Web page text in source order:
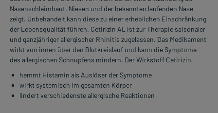
Nasenschleimhaut, Niesen und der bekannten laufenden Nase
zeigt. Unbehandelt kann diese zu einer erheblichen Einschränkung
der Lebensqualität führen. Cetirizin AL ist zur Therapie saisonaler
und ganzjähriger allergischer Rhinitis zugelassen. Das Medikament
wirkt von innen über den Blutkreislauf und kann die Symptome
des allergischen Schnupfens mindern. Der Wirkstoff Cetirizin
hemmt Histamin als Auslöser der Symptome
wirkt systemisch im gesamten Körper
lindert verschiedenste allergische Reaktionen